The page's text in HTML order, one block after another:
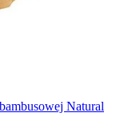
Natural